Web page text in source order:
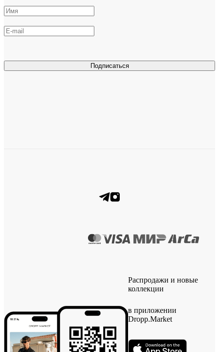
Подписаться
Распродажи и новые
коллекции
в приложении
Dropp.Market